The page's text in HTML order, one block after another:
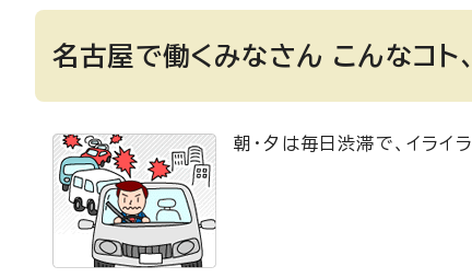
名古屋で働くみなさん こんなコト
朝・夕は毎日渋滞で、イライラ